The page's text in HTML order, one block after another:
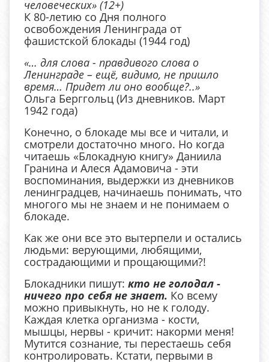
человеческих» (12+)
К 80-летию со Дня полного
освобождения Ленинграда от
фашистской блокады (1944 год)
«… для слова - правдивого слова о
Ленинграде – ещё, видимо, не пришло
время… Придет ли оно вообще?..»
Ольга Берггольц (Из дневников. Март
1942 года)
Конечно, о блокаде мы все и читали, и
смотрели достаточно много. Но когда
читаешь «Блокадную книгу» Даниила
Гранина и Алеся Адамовича - эти
воспоминания, выдержки из дневников
ленинградцев, начинаешь понимать, что
многого мы не знаем и не понимаем о
блокаде.
Как же они все это вытерпели и остались
людьми: верующими, любящими,
сострадающими и прощающими?!
Блокадники пишут: кто не голодал -
ничего про себя не знает. Ко всему
можно привыкнуть, но не к голоду.
Каждая клетка организма - кости,
мышцы, нервы - кричит: накорми меня!
Мутится сознание, ты перестаешь себя
контролировать. Кстати, первыми в